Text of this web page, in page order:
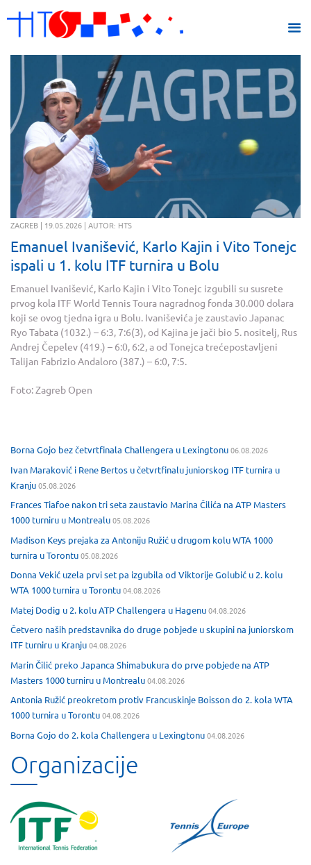
ZAGREB | 19.05.2026 | AUTOR: HTS
Emanuel Ivanišević, Karlo Kajin i Vito Tonejc
ispali u 1. kolu ITF turnira u Bolu
Emanuel Ivanišević, Karlo Kajin i Vito Tonejc izgubili su susrete
prvog kola ITF World Tennis Toura nagradnog fonda 30.000 dolara
koji se ovog tjedna igra u Bolu. Ivaniševića je zaustavio Japanac
Ryo Tabata (1032.) – 6:3, 7:6(3), od Kajina je jači bio 5. nositelj, Rus
Andrej Čepelev (419.) – 6:0, 6:2, a od Tonejca trećepostavljeni
Talijan Fabrizio Andaloro (387.) – 6:0, 7:5.
Foto: Zagreb Open
Borna Gojo bez četvrtfinala Challengera u Lexingtonu06.08.2026
Ivan Maraković i Rene Bertos u četvrtfinalu juniorskog ITF turnira u
Kranju05.08.2026
Frances Tiafoe nakon tri seta zaustavio Marina Čilića na ATP Masters
1000 turniru u Montrealu05.08.2026
Madison Keys prejaka za Antoniju Ružić u drugom kolu WTA 1000
turnira u Torontu05.08.2026
Donna Vekić uzela prvi set pa izgubila od Viktorije Golubić u 2. kolu
WTA 1000 turnira u Torontu04.08.2026
Matej Dodig u 2. kolu ATP Challengera u Hagenu04.08.2026
Četvero naših predstavnika do druge pobjede u skupini na juniorskom
ITF turniru u Kranju04.08.2026
Marin Čilić preko Japanca Shimabukura do prve pobjede na ATP
Masters 1000 turniru u Montrealu04.08.2026
Antonia Ružić preokretom protiv Francuskinje Boisson do 2. kola WTA
1000 turnira u Torontu04.08.2026
Borna Gojo do 2. kola Challengera u Lexingtonu04.08.2026
Organizacije